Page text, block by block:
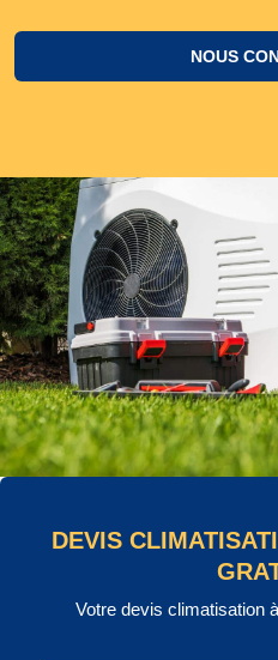
NOUS
DEVIS
Votre devis climatisation